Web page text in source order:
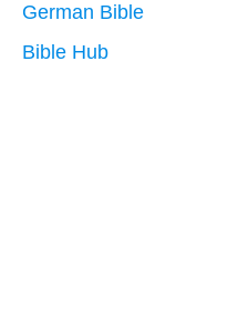
German Bible
Bible Hub